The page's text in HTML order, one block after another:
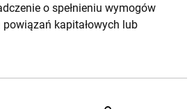
o spełnieniu wymogów
kapitałowych lub